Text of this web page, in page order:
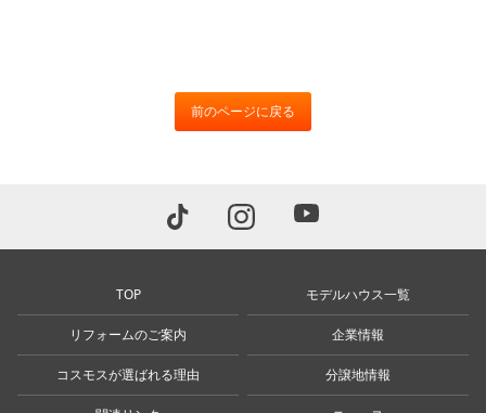
前のページに戻る
TOP モデルハウス一覧
リフォームのご案内 企業情報
コスモスが選ばれる理由 分譲地情報